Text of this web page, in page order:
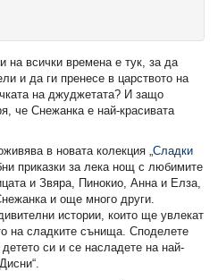
на всички времена е тук, за да
и да ги пренесе в царството на
на джуджетата? И защо
че Снежанка е най-красивата
в новата колекция „Сладки
приказки за лека нощ с любимите
и Звяра, Пинокио, Анна и Елза,
и още много други.
истории, които ще увлекат
на сладките сънища. Споделете
си и се насладете на най-